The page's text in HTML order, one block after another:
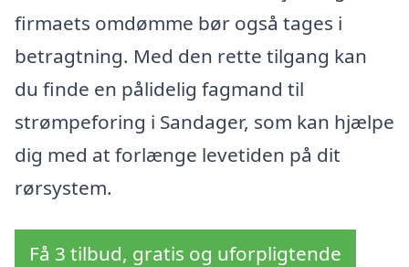
firmaets omdømme bør også tages i
betragtning. Med den rette tilgang kan
du finde en pålidelig fagmand til
strømpeforing i Sandager, som kan hjælpe
dig med at forlænge levetiden på dit
rørsystem.
Få 3 tilbud, gratis og uforpligtende